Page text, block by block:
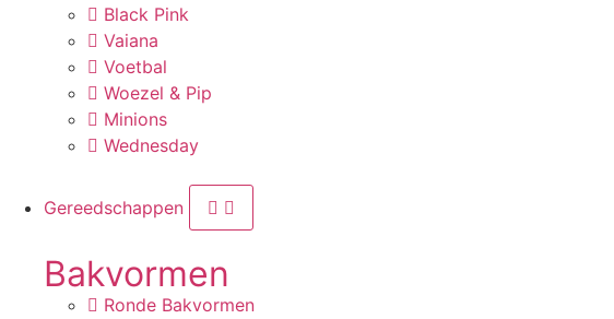
Black Pink
Vaiana
Voetbal
Woezel & Pip
Minions
Wednesday
Gereedschappen
Bakvormen
Ronde Bakvormen